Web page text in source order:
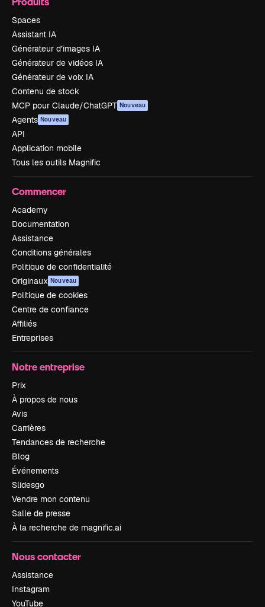
Spaces
Assistant IA
Générateur d’images IA
Générateur de vidéos IA
Générateur de voix IA
Contenu de stock
MCP pour Claude/ChatGPT Nouveau
Agents Nouveau
API
Application mobile
Tous les outils Magnific
Commencer
Academy
Documentation
Assistance
Conditions générales
Politique de confidentialité
Originaux Nouveau
Politique de cookies
Centre de confiance
Affiliés
Entreprises
Notre entreprise
Prix
À propos de nous
Avis
Carrières
Tendances de recherche
Blog
Événements
Slidesgo
Vendre mon contenu
Salle de presse
À la recherche de magnific.ai
Nous contacter
Assistance
Instagram
YouTube